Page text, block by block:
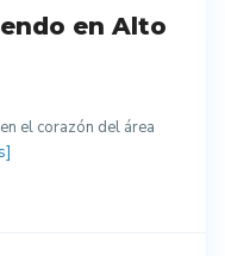
en Alto
el corazón del área